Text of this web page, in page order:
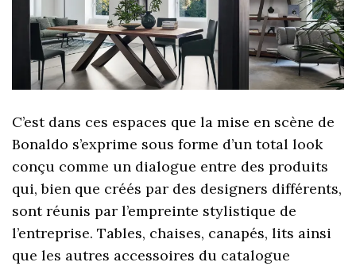
C’est dans ces espaces que la mise en scène de
Bonaldo s’exprime sous forme d’un total look
conçu comme un dialogue entre des produits
qui, bien que créés par des designers différents,
sont réunis par l’empreinte stylistique de
l’entreprise. Tables, chaises, canapés, lits ainsi
que les autres accessoires du catalogue